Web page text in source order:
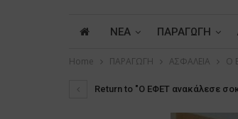
ΝΕΑ ΠΑΡΑΓΩΓΗ
Home ΠΑΡΑΓΩΓΗ ΑΣΦΑΛΕΙΑ O
Return to "O ΕΦΕΤ ανακάλεσε